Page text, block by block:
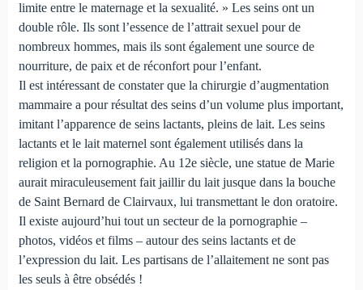
limite entre le maternage et la sexualité. » Les seins ont un
double rôle. Ils sont l’essence de l’attrait sexuel pour de
nombreux hommes, mais ils sont également une source de
nourriture, de paix et de réconfort pour l’enfant.
Il est intéressant de constater que la chirurgie d’augmentation
mammaire a pour résultat des seins d’un volume plus important,
imitant l’apparence de seins lactants, pleins de lait. Les seins
lactants et le lait maternel sont également utilisés dans la
religion et la pornographie. Au 12e siècle, une statue de Marie
aurait miraculeusement fait jaillir du lait jusque dans la bouche
de Saint Bernard de Clairvaux, lui transmettant le don oratoire.
Il existe aujourd’hui tout un secteur de la pornographie –
photos, vidéos et films – autour des seins lactants et de
l’expression du lait. Les partisans de l’allaitement ne sont pas
les seuls à être obsédés !